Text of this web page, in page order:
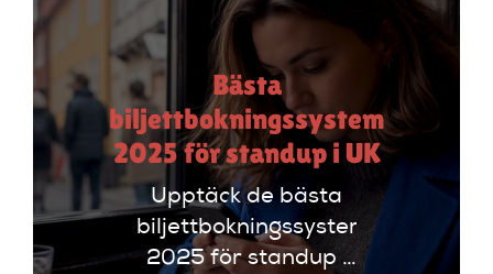
och biljettlänkar!
Bästa
biljettbokningssystem
2025 för standup i UK
Upptäck de bästa
biljettbokningssystem
2025 för standup i